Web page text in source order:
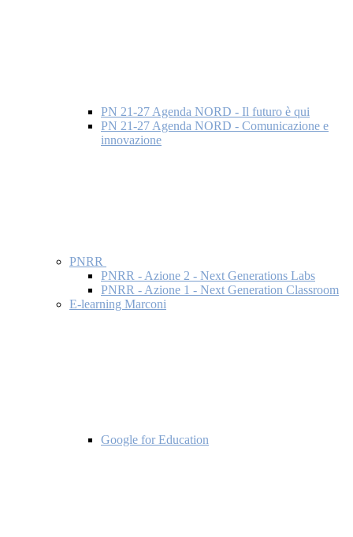
PN 21-27 Agenda NORD - Il futuro è qui
PN 21-27 Agenda NORD - Comunicazione e
innovazione
PNRR
PNRR - Azione 2 - Next Generations Labs
PNRR - Azione 1 - Next Generation Classroom
E-learning Marconi
Google for Education